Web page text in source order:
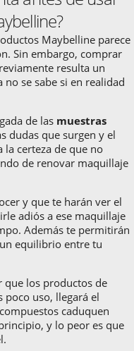
Maybelline parece
Sin embargo, comprar
resulta un
se sabe si en realidad
de las muestras
dudas que surgen y el
certeza de que no
de renovar maquillaje
y que te harán ver el
adiós a ese maquillaje
Además te permitirán
equilibrio entre tu
que los productos de
poco uso, llegará el
caduquen
y lo peor es que